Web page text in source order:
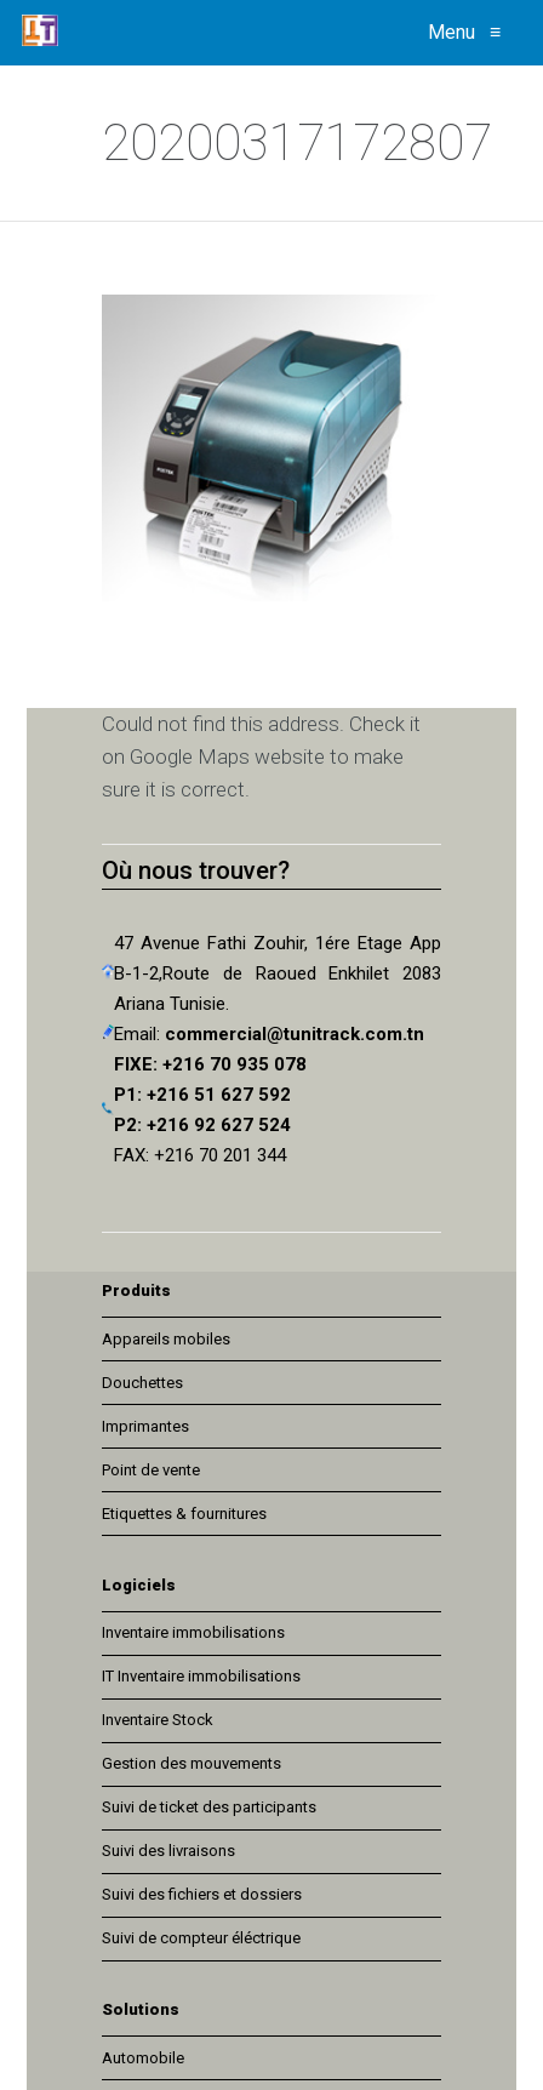
Menu ≡
20200317172807
Could not find this address. Check it
on Google Maps website to make
sure it is correct.
Où nous trouver?
47 Avenue Fathi Zouhir, 1ére Etage App
B-1-2,Route de Raoued Enkhilet 2083
Ariana Tunisie.
Email: commercial@tunitrack.com.tn
FIXE: +216 70 935 078
P1: +216 51 627 592
P2: +216 92 627 524
FAX: +216 70 201 344
Produits
Appareils mobiles
Douchettes
Imprimantes
Point de vente
Etiquettes & fournitures
Logiciels
Inventaire immobilisations
IT Inventaire immobilisations
Inventaire Stock
Gestion des mouvements
Suivi de ticket des participants
Suivi des livraisons
Suivi des fichiers et dossiers
Suivi de compteur éléctrique
Solutions
Automobile